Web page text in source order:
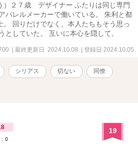
２７歳 デザイナー ふたりは同じ専門
パレルメーカーで働いている。 朱利と都
回りだけでなく、本人たちもそう思っ
としていた。 互いに本心を隠して。
| 最終更新日 2024.10.08 | 登録日 2024.10.05
シリアス 切ない 同僚
0
19